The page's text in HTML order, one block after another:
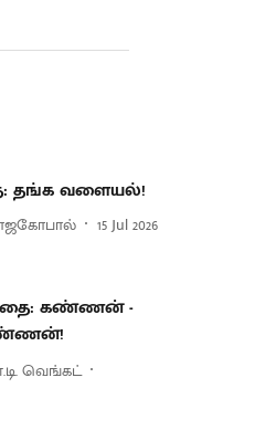
தங்க வளையல்!
15 Jul 2026
கண்ணன் -
வெங்கட்